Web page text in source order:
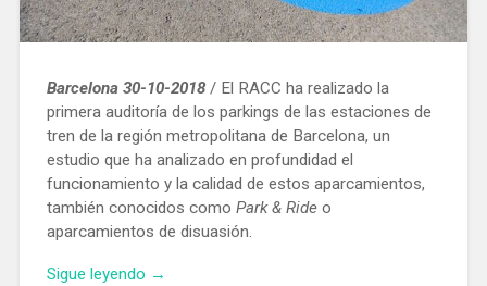
Barcelona 30-10-2018 / El RACC ha realizado la
primera auditoría de los parkings de las estaciones de
tren de la región metropolitana de Barcelona, un
estudio que ha analizado en profundidad el
funcionamiento y la calidad de estos aparcamientos,
también conocidos como Park & Rideo
aparcamientos de disuasión.
Sigue leyendo «Los
→